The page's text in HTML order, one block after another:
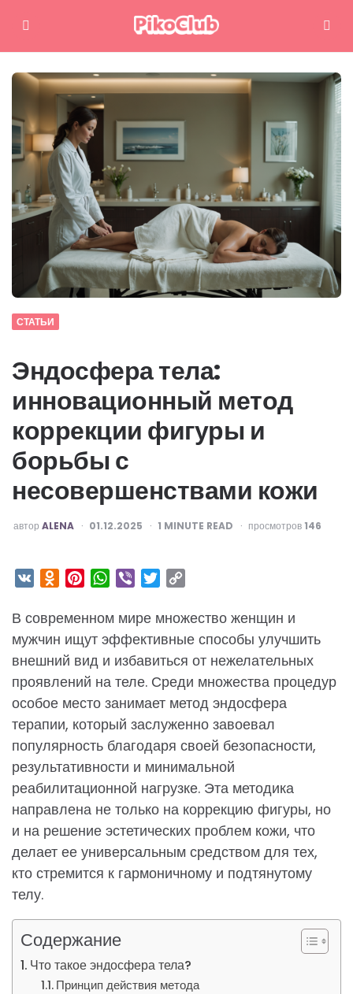
Меню Поиск
СТАТЬИ
Эндосфера тела:
инновационный метод
коррекции фигуры и
борьбы с
несовершенствами кожи
ОПУБЛИКОВАНО
автор ALENA 01.12.2025 1 MINUTE READ просмотров 146
VK Odnoklassniki
PinterestWhatsApp
Viber Twitter
В современном мире множество женщин и
мужчин ищут эффективные способы улучшить
внешний вид и избавиться от нежелательных
проявлений на теле. Среди множества процедур
особое место занимает метод эндосфера
терапии, который заслуженно завоевал
популярность благодаря своей безопасности,
результативности и минимальной
реабилитационной нагрузке. Эта методика
направлена не только на коррекцию фигуры, но
и на решение эстетических проблем кожи, что
делает ее универсальным средством для тех,
кто стремится к гармоничному и подтянутому
телу.
Содержание
Что такое эндосфера тела?
Принцип действия метода